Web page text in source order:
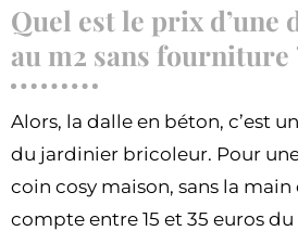
Quel est le prix d’une
au m2 sans fourniture
Alors, la dalle en béton, c’est
du jardinier bricoleur. Pour
coin cosy maison, sans la main
compte entre 15 et 35 euros